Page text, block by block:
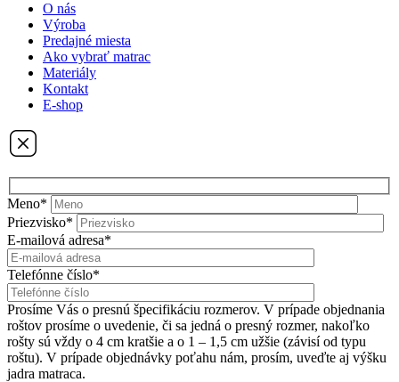
O nás
Výroba
Predajné miesta
Ako vybrať matrac
Materiály
Kontakt
E-shop
Meno*
Priezvisko*
E-mailová adresa*
Telefónne číslo*
Prosíme Vás o presnú špecifikáciu rozmerov. V prípade objednania
roštov prosíme o uvedenie, či sa jedná o presný rozmer, nakoľko
rošty sú vždy o 4 cm kratšie a o 1 – 1,5 cm užšie (závisí od typu
roštu). V prípade objednávky poťahu nám, prosím, uveďte aj výšku
jadra matraca.